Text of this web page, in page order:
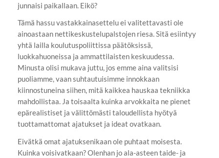
junnaisi paikallaan. Eikö?
Tämä hassu vastakkainasettelu ei valitettavasti ole
ainoastaan nettikeskustelupalstojen riesa. Sitä esiintyy
yhtä lailla koulutuspoliittissa päätöksissä,
luokkahuoneissa ja ammattilaisten keskuudessa.
Minusta olisi mukava juttu, jos emme aina valitsisi
puoliamme, vaan suhtautuisimme innokkaan
kiinnostuneina siihen, mitä kaikkea hauskaa tekniikka
mahdollistaa. Ja toisaalta kuinka arvokkaita ne pienet
epärealistiset ja välittömästi taloudellista hyötyä
tuottamattomat ajatukset ja ideat ovatkaan.
Eivätkä omat ajatuksenikaan ole puhtaat moisesta.
Kuinka voisivatkaan? Olenhan jo ala-asteen taide- ja